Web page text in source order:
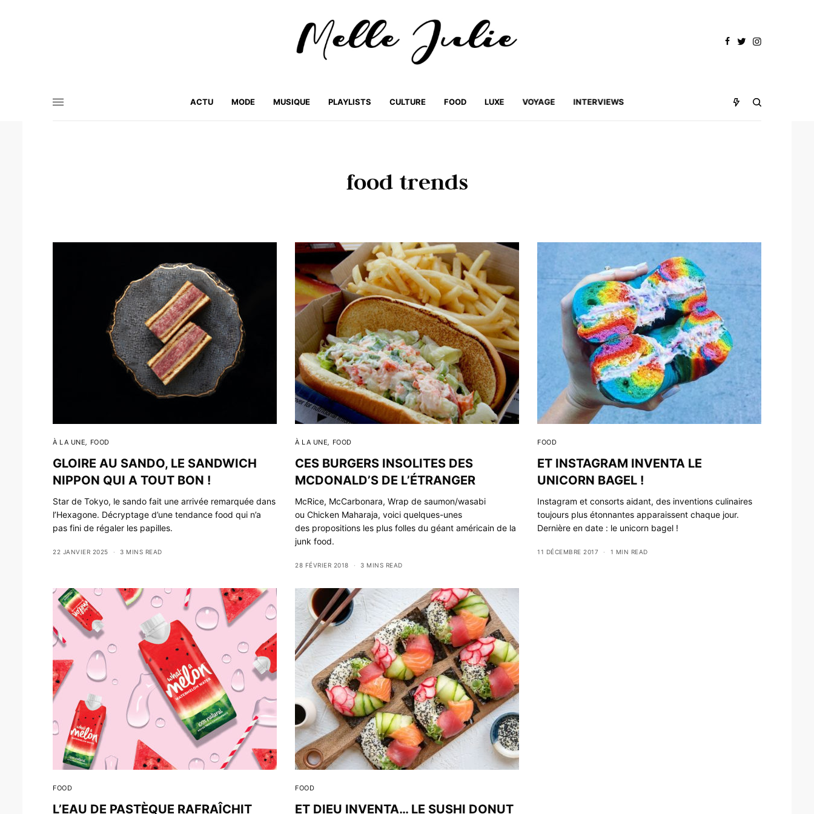
ACTU MODE MUSIQUE PLAYLISTS CULTURE FOOD LUXE VOYAGE INTERVIEWS
food trends
À LA UNE FOOD
GLOIRE AU SANDO, LE SANDWICH
NIPPON QUI A TOUT BON !
Star de Tokyo, le sando fait une arrivée remarquée dans
l’Hexagone. Décryptage d’une tendance food qui n’a
pas fini de régaler les papilles.
22 JANVIER 2025 3 MINS READ
À LA UNE FOOD
CES BURGERS INSOLITES DES
MCDONALD’S DE L’ÉTRANGER
McRice, McCarbonara, Wrap de saumon/wasabi
ou Chicken Maharaja, voici quelques-unes
des propositions les plus folles du géant américain de la
junk food.
28 FÉVRIER 2018 3 MINS READ
FOOD
ET INSTAGRAM INVENTA LE
UNICORN BAGEL !
Instagram et consorts aidant, des inventions culinaires
toujours plus étonnantes apparaissent chaque jour.
Dernière en date : le unicorn bagel !
11 DÉCEMBRE 2017 1 MIN READ
FOOD
L’EAU DE PASTÈQUE RAFRAÎCHIT
FOOD
ET DIEU INVENTA… LE SUSHI DONUT